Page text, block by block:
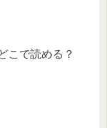
こで読める？